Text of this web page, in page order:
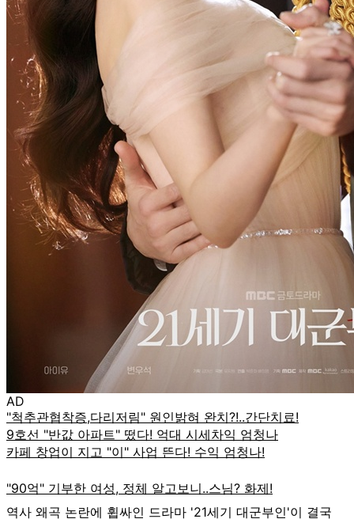
AD
역사 왜곡 논란에 휩싸인 드라마 '21세기 대군부인'이 결국